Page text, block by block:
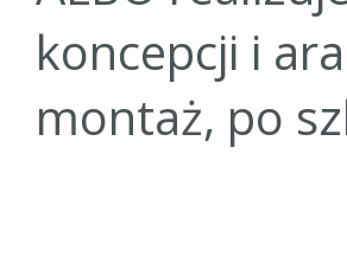
koncepcji i
montaż, po